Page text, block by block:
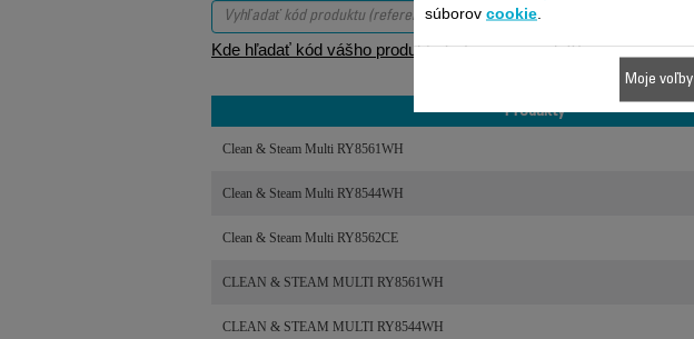
Kde hľadať kód vášho produktu (referenčné číslo)?
Produkty
Clean & Steam Multi RY8561WH
Clean & Steam Multi RY8544WH
Clean & Steam Multi RY8562CE
CLEAN & STEAM MULTI RY8561WH
CLEAN & STEAM MULTI RY8544WH
súborov cookie
Moje voľby